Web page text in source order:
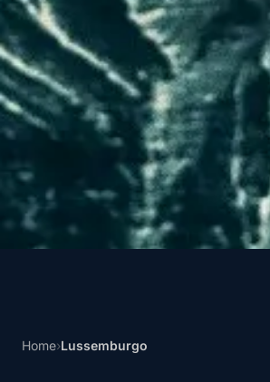
Home›Lussemburgo